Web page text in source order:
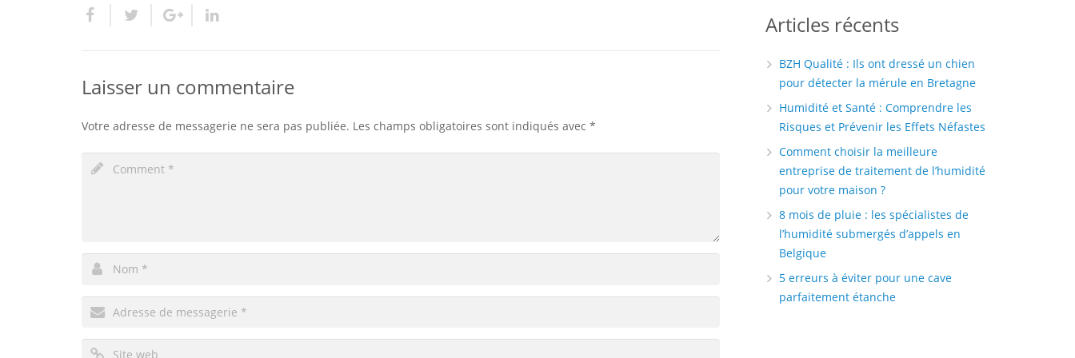
Laisser un commentaire
Votre adresse de messagerie ne sera pas publiée. Les champs obligatoires sont indiqués avec *
Articles récents
BZH Qualité : Ils ont dressé un chien
pour détecter la mérule en Bretagne
Humidité et Santé : Comprendre les
Risques et Prévenir les Effets Néfastes
Comment choisir la meilleure
entreprise de traitement de l’humidité
pour votre maison ?
8 mois de pluie : les spécialistes de
l’humidité submergés d’appels en
Belgique
5 erreurs à éviter pour une cave
parfaitement étanche